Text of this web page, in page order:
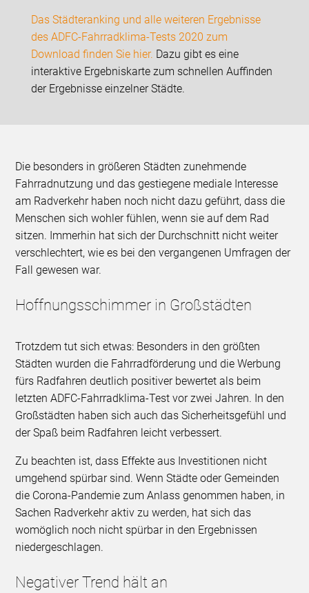
Das Städteranking und alle weiteren Ergebnisse
des ADFC-Fahrradklima-Tests 2020 zum
Download finden Sie hier. Dazu gibt es eine
interaktive Ergebniskarte zum schnellen Auffinden
der Ergebnisse einzelner Städte.
Die besonders in größeren Städten zunehmende
Fahrradnutzung und das gestiegene mediale Interesse
am Radverkehr haben noch nicht dazu geführt, dass die
Menschen sich wohler fühlen, wenn sie auf dem Rad
sitzen. Immerhin hat sich der Durchschnitt nicht weiter
verschlechtert, wie es bei den vergangenen Umfragen der
Fall gewesen war.
Hoffnungsschimmer in Großstädten
Trotzdem tut sich etwas: Besonders in den größten
Städten wurden die Fahrradförderung und die Werbung
fürs Radfahren deutlich positiver bewertet als beim
letzten ADFC-Fahrradklima-Test vor zwei Jahren. In den
Großstädten haben sich auch das Sicherheitsgefühl und
der Spaß beim Radfahren leicht verbessert.
Zu beachten ist, dass Effekte aus Investitionen nicht
umgehend spürbar sind. Wenn Städte oder Gemeinden
die Corona-Pandemie zum Anlass genommen haben, in
Sachen Radverkehr aktiv zu werden, hat sich das
womöglich noch nicht spürbar in den Ergebnissen
niedergeschlagen.
Negativer Trend hält an